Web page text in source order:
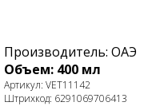
Производитель: ОАЭ
Объем: 400 мл
Артикул: VET11142
Штрихкод: 6291069706413